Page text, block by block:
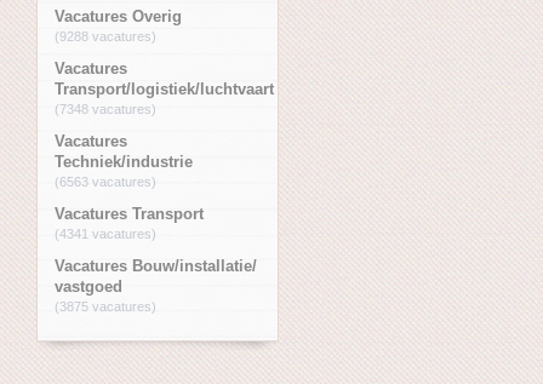
Vacatures Overig
(9288 vacatures)
Vacatures
Transport/logistiek/luchtvaart
(7348 vacatures)
Vacatures
Techniek/industrie
(6563 vacatures)
Vacatures Transport
(4341 vacatures)
Vacatures Bouw/installatie/
vastgoed
(3875 vacatures)